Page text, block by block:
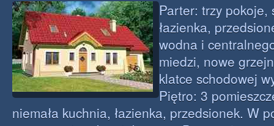
Parter: trzy
łazienka,
wodna i
miedzi, nowe
klatce schodowej
Piętro: 3
niemała kuchnia, łazienka, przedsionek. W